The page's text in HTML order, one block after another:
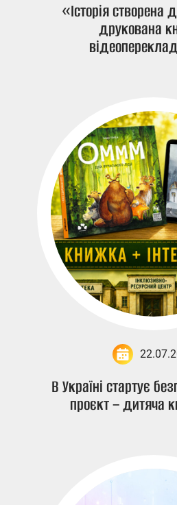
«Історія
друкована
В Україні стартує
проєкт – дитяча